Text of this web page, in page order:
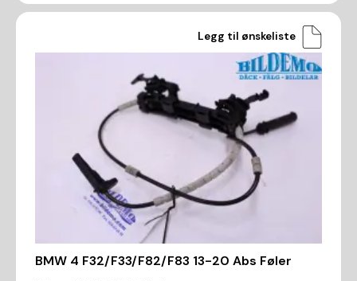
Legg til ønskeliste
BMW 4 F32/F33/F82/F83 13-20 Abs Føler